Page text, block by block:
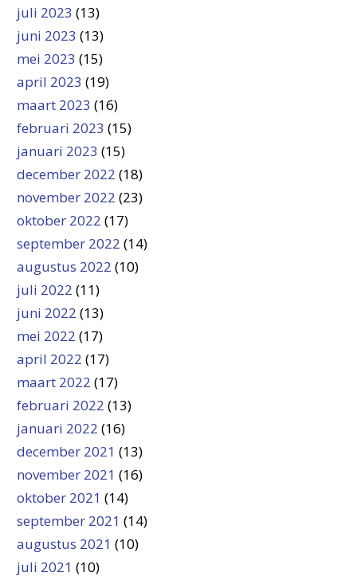
juli 2023 (13)
juni 2023 (13)
mei 2023 (15)
april 2023 (19)
maart 2023 (16)
februari 2023 (15)
januari 2023 (15)
december 2022 (18)
november 2022 (23)
oktober 2022 (17)
september 2022 (14)
augustus 2022 (10)
juli 2022 (11)
juni 2022 (13)
mei 2022 (17)
april 2022 (17)
maart 2022 (17)
februari 2022 (13)
januari 2022 (16)
december 2021 (13)
november 2021 (16)
oktober 2021 (14)
september 2021 (14)
augustus 2021 (10)
juli 2021 (10)